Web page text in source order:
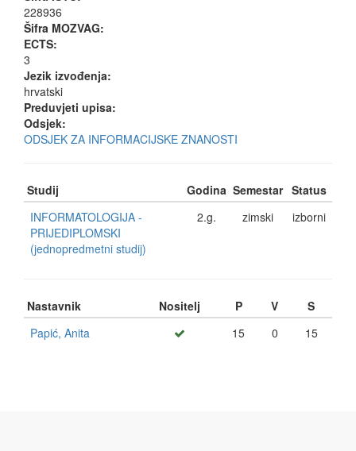
228936
Šifra MOZVAG:
ECTS:
3
Jezik izvođenja:
hrvatski
Preduvjeti upisa:
Odsjek:
ODSJEK ZA INFORMACIJSKE ZNANOSTI
Studij Godina Semestar Status
INFORMATOLOGIJA -
PRIJEDIPLOMSKI
(jednopredmetni studij)
2.g. zimski izborni
Nastavnik Nositelj P V
S
Papić, Anita
15 0 15